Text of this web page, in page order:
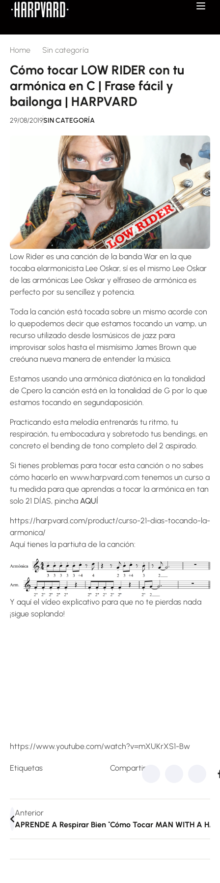
Home Sin categoría
Cómo tocar LOW RIDER con tu
armónica en C | Frase fácil y
bailonga | HARPVARD
29/08/2019SIN CATEGORÍA
Low Rider es una canción de la banda War en la que
tocaba elarmonicista Lee Oskar, sí es el mismo Lee Oskar
de las armónicas Lee Oskar y elfraseo de armónica es
perfecto por su sencillez y potencia.
Toda la canción está tocada sobre un mismo acorde con
lo quepodemos decir que estamos tocando un vamp, un
recurso utilizado desde losmúsicos de jazz para
improvisar solos hasta el mismísimo James Brown que
creóuna nueva manera de entender la música.
Estamos usando una armónica diatónica en la tonalidad
de Cpero la canción está en la tonalidad de G por lo que
estamos tocando en segundaposición.
Practicando esta melodía entrenarás tu ritmo, tu
respiración, tu embocadura y sobretodo tus bendings, en
concreto el bending de tono completo del 2 aspirado.
Si tienes problemas para tocar esta canción o no sabes
cómo hacerlo en www.harpvard.com tenemos un curso a
tu medida para que aprendas a tocar la armónica en tan
solo 21 DÍAS, pincha AQUÍ
https://harpvard.com/product/curso-21-dias-tocando-la-
armonica/
Aquí tienes la partiuta de la canción:
Y aquí el vídeo explicativo para que no te pierdas nada
¡sigue soplando!
https://www.youtube.com/watch?v=mXUKrXS1-Bw
Etiquetas Compartir:
Anterior
APRENDE A Respirar Bien TOCANDO BLUES Con La